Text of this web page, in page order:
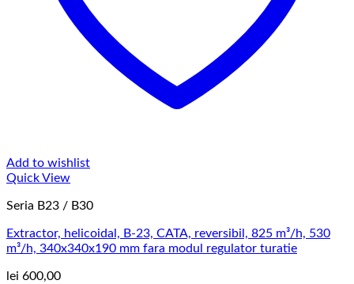
Add to wishlist
Quick View
Seria B23 / B30
Extractor, helicoidal, B-23, CATA, reversibil, 825 m³/h, 530
m³/h, 340x340x190 mm fara modul regulator turatie
lei 600,00